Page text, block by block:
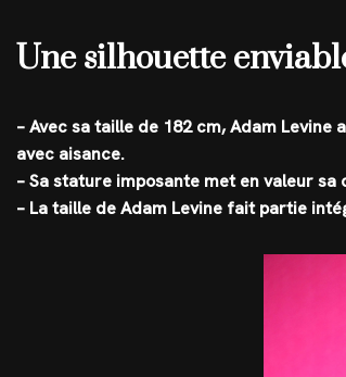
Une silhouette
– Avec sa taille de 182 cm, Adam
avec aisance.
– Sa stature imposante met en valeur
– La taille de Adam Levine fait partie